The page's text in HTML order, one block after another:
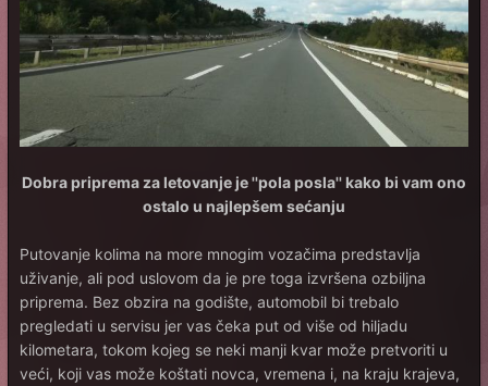
Dobra priprema za letovanje je ''pola posla'' kako bi vam ono
ostalo u najlepšem sećanju
Putovanje kolima na more mnogim vozačima predstavlja
uživanje, ali pod uslovom da je pre toga izvršena ozbiljna
priprema. Bez obzira na godište, automobil bi trebalo
pregledati u servisu jer vas čeka put od više od hiljadu
kilometara, tokom kojeg se neki manji kvar može pretvoriti u
veći, koji vas može koštati novca, vremena i, na kraju krajeva,